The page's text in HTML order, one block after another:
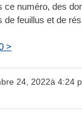
ce numéro, des
feuillus et de
>
24, 2022à 4:24